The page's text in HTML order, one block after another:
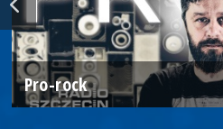
Pro-rock